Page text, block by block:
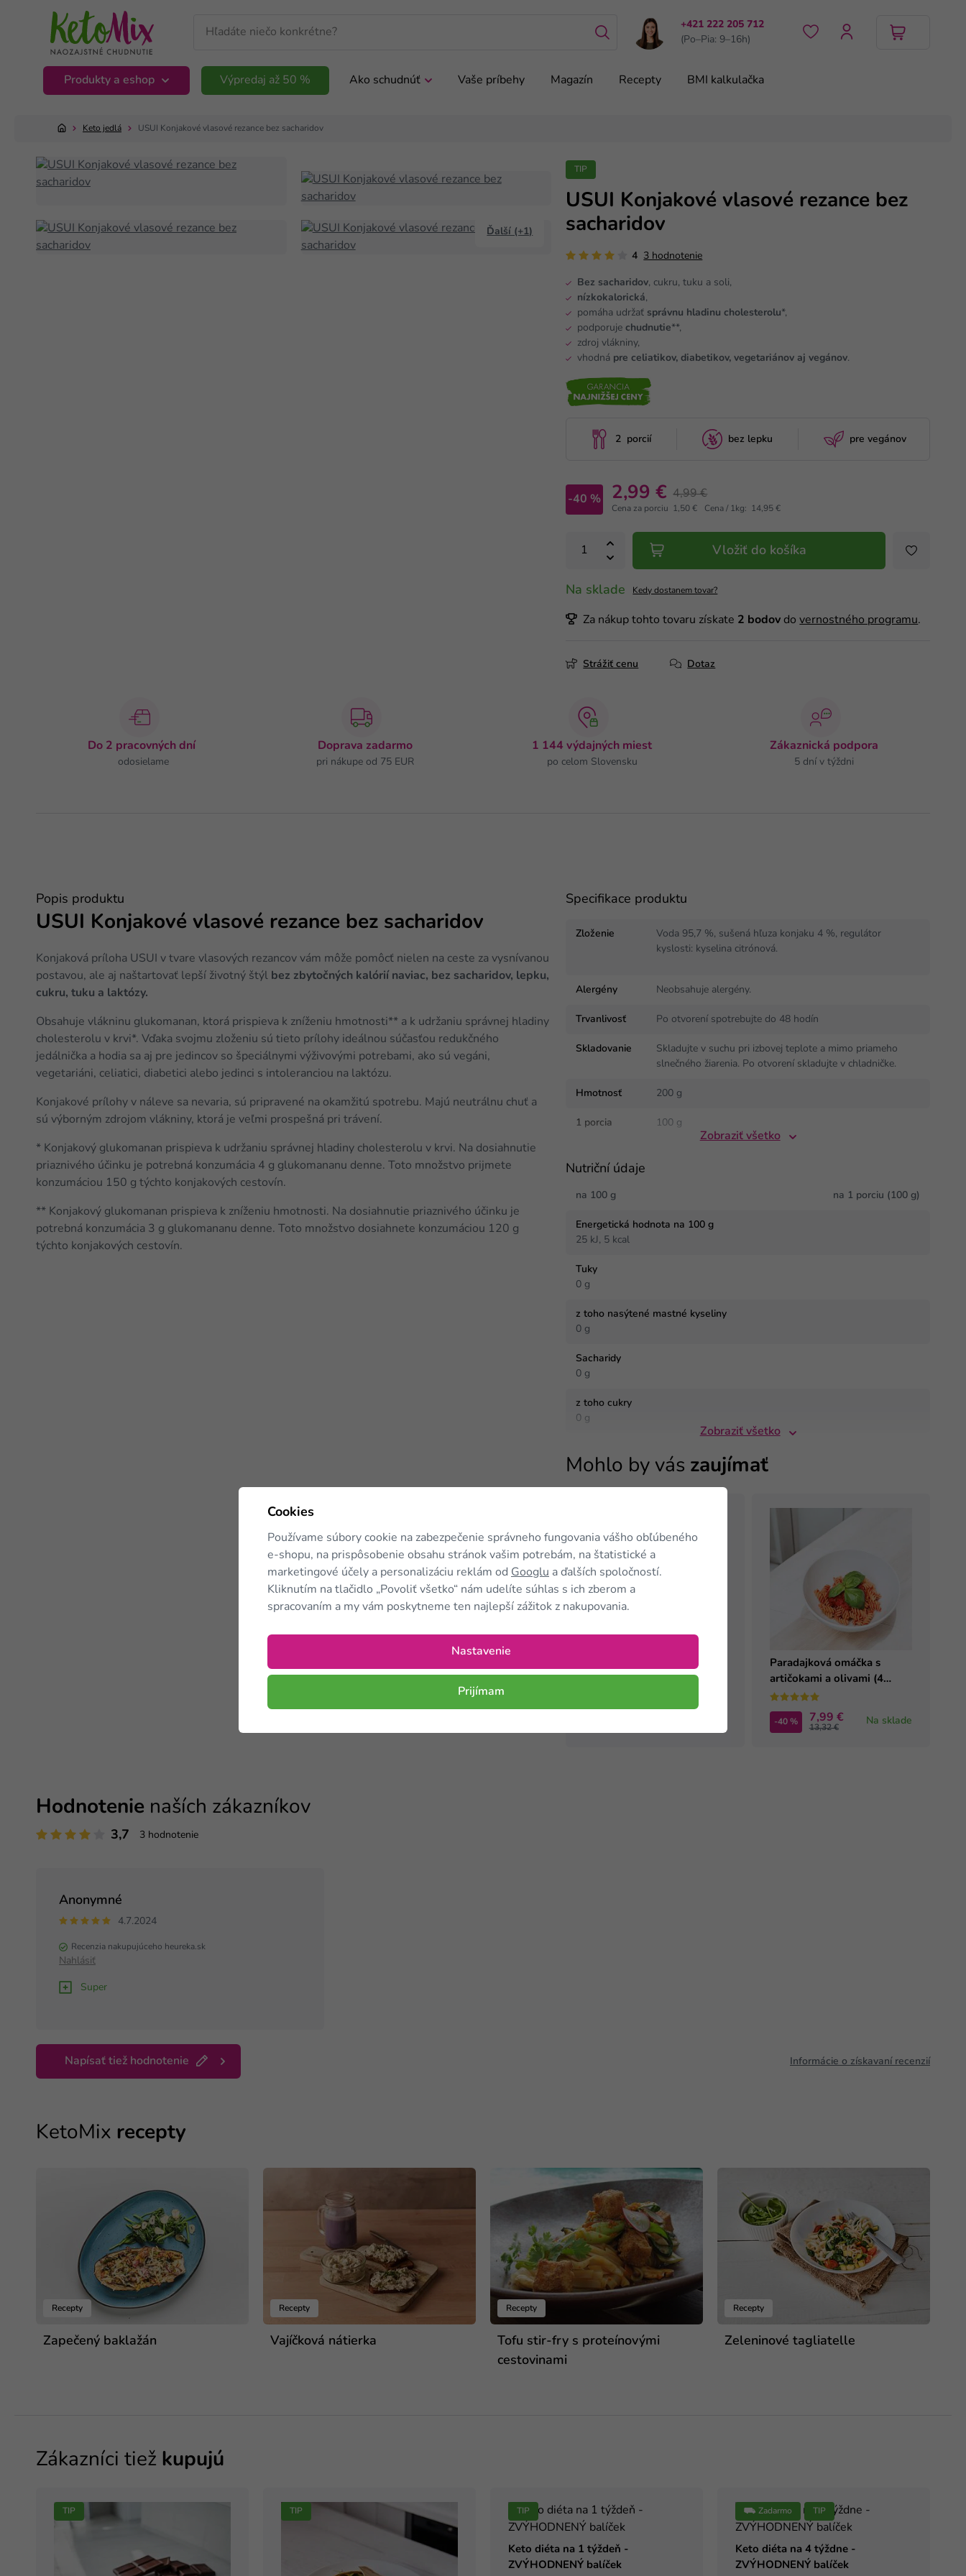
+421 222 205 712
(Po–Pia: 9–16h)
Produkty a eshop Výpredaj až 50 % Ako schudnúť Vaše príbehy Magazín Recepty BMI kalkulačka
Keto jedlá USUI Konjakové vlasové rezance bez sacharidov
Ďalší (+1)
TIP
USUI Konjakové vlasové rezance bez
sacharidov
4 3 hodnotenie
Bez sacharidov, cukru, tuku a soli,
nízkokalorická,
pomáha udržať správnu hladinu cholesterolu*,
podporujechudnutie**,
zdroj vlákniny,
vhodná pre celiatikov, diabetikov, vegetariánov aj vegánov.
2 porcií bez lepku pre vegánov
-40 % 2,99 € 4,99 €
Cena za porciu 1,50 € Cena / 1kg: 14,95 €
Vložiť do košíka
Na sklade Kedy dostanem tovar?
Za nákup tohto tovaru získate 2 bodov dovernostného programu.
Strážiť cenu Dotaz
Do 2 pracovných dní
odosielame
Doprava zadarmo
pri nákupe od 75 EUR
1 144 výdajných miest
po celom Slovensku
Zákaznická podpora
5 dní v týždni
Popis produktu
USUI Konjakové vlasové rezance bez sacharidov
Konjaková príloha USUI v tvare vlasových rezancov vám môže pomôcť nielen na ceste za vysnívanou
postavou, ale aj naštartovať lepší životný štýl bez zbytočných kalórií naviac, bez sacharidov, lepku,
cukru, tuku a laktózy.
Obsahuje vlákninu glukomanan, ktorá prispieva k zníženiu hmotnosti** a k udržaniu správnej hladiny
cholesterolu v krvi*. Vďaka svojmu zloženiu sú tieto prílohy ideálnou súčasťou redukčného
jedálnička a hodia sa aj pre jedincov so špeciálnymi výživovými potrebami, ako sú vegáni,
vegetariáni, celiatici, diabetici alebo jedinci s intoleranciou na laktózu.
Konjakové prílohy v náleve sa nevaria, sú pripravené na okamžitú spotrebu. Majú neutrálnu chuť a
sú výborným zdrojom vlákniny, ktorá je veľmi prospešná pri trávení.
* Konjakový glukomanan prispieva k udržaniu správnej hladiny cholesterolu v krvi. Na dosiahnutie
priaznivého účinku je potrebná konzumácia 4 g glukomananu denne. Toto množstvo prijmete
konzumáciou 150 g týchto konjakových cestovín.
** Konjakový glukomanan prispieva k zníženiu hmotnosti. Na dosiahnutie priaznivého účinku je
potrebná konzumácia 3 g glukomananu denne. Toto množstvo dosiahnete konzumáciou 120 g
týchto konjakových cestovín.
Specifikace produktu
Zloženie
Voda 95,7 %, sušená hľuza konjaku 4 %, regulátor
kyslosti: kyselina citrónová.
Alergény Neobsahuje alergény.
Trvanlivosť Po otvorení spotrebujte do 48 hodín
Skladovanie
Skladujte v suchu pri izbovej teplote a mimo priameho
slnečného žiarenia. Po otvorení skladujte v chladničke.
Hmotnosť 200 g
1 porcia 100 g
Zobraziť všetko
Nutriční údaje
na 100 g na 1 porciu (100 g)
Energetická hodnota na 100 g
25 kJ, 5 kcal
Tuky
0 g
z toho nasýtené mastné kyseliny
0 g
Sacharidy
0 g
z toho cukry
0 g
Zobraziť všetko
Mohlo by vás zaujímať
Morčacie mäso na rasci so
Paradajková omáčka s
artičokami a olivami (4
porcie)
-40 % 7,99 €
13,32 €
Na sklade
Hodnotenie naších zákazníkov
3,7 3 hodnotenie
Anonymné
4.7.2024
Recenzia nakupujúceho heureka.sk
Nahlásiť
Super
Napísať tiež hodnotenie Informácie o získavaní recenzií
KetoMix recepty
Recepty
Zapečený baklažán
Recepty
Vajíčková nátierka
Recepty
Tofu stir-fry s proteínovými
cestovinami
Recepty
Zeleninové tagliatelle
Zákazníci tiež kupujú
TIP TIP TIP
Keto diéta na 1 týždeň -
ZVÝHODNENÝ balíček
⛟ Zadarmo TIP
Keto diéta na 4 týždne -
ZVÝHODNENÝ balíček
Cookies
Používame súbory cookie na zabezpečenie správneho fungovania vášho obľúbeného
e-shopu, na prispôsobenie obsahu stránok vašim potrebám, na štatistické a
marketingové účely a personalizáciu reklám od Googlu a ďalších spoločností.
Kliknutím na tlačidlo „Povoliť všetko“ nám udelíte súhlas s ich zberom a
spracovaním a my vám poskytneme ten najlepší zážitok z nakupovania.
Nastavenie
Prijímam